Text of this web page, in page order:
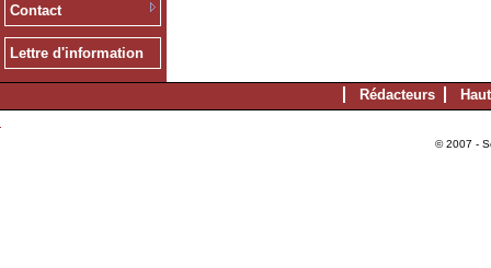
Contact
Lettre d'information
Rédacteurs
© 2007 -